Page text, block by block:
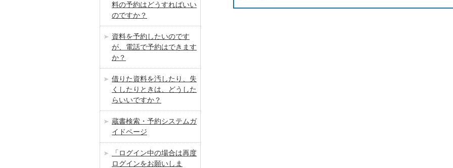
料の予約はどうすればいい
のですか？
資料を予約したいのです
が、電話で予約はできます
か？
借りた資料を汚したり、失
くしたりときは、どうした
らいいですか？
蔵書検索・予約システムガ
イドページ
「ログイン中の場合は再度
ログインをお願いしま